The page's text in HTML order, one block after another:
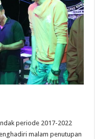
periode 2017-2022
malam penutupan